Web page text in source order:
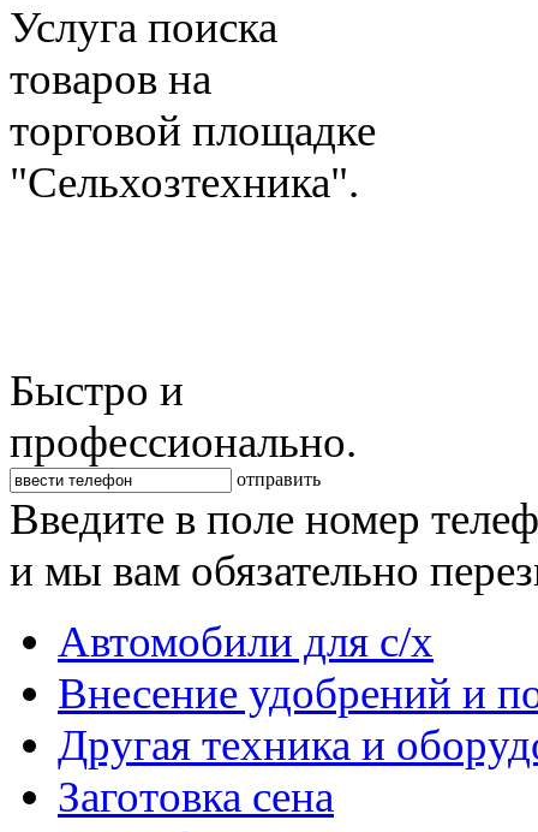
Услуга поиска
товаров на
торговой площадке
"Сельхозтехника".
Быстро и
профессионально.
отправить
Введите в поле номер
и мы вам обязательно
Автомобили для с/х
Внесение удобрений и
Другая техника и
Заготовка сена